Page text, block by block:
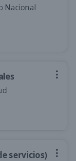
Nacional
servicios)